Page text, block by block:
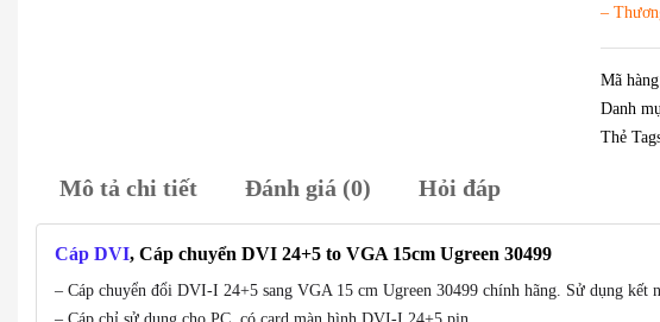
–
Mã
Danh
Thẻ
Mô tả chi tiết Đánh giá (0) Hỏi đáp
Cáp DVI, Cáp chuyển DVI 24+5 to VGA 15cm Ugreen 30499
– Cáp chuyển đổi DVI-I 24+5 sang VGA 15 cm Ugreen 30499 chính hãng. Sử dụng kết